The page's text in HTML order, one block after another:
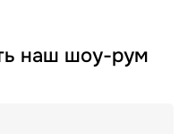
наш шоу-рум